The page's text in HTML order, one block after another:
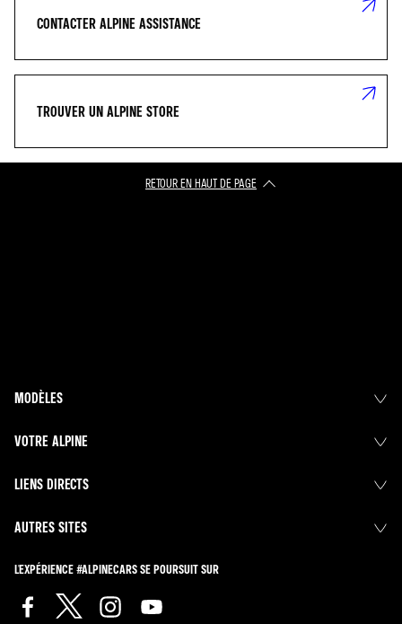
CONTACTER ALPINE ASSISTANCE
TROUVER UN ALPINE STORE
RETOUR EN HAUT DE PAGE
MODÈLES
VOTRE ALPINE
LIENS DIRECTS
AUTRES SITES
L'EXPÉRIENCE #ALPINECARS SE POURSUIT SUR